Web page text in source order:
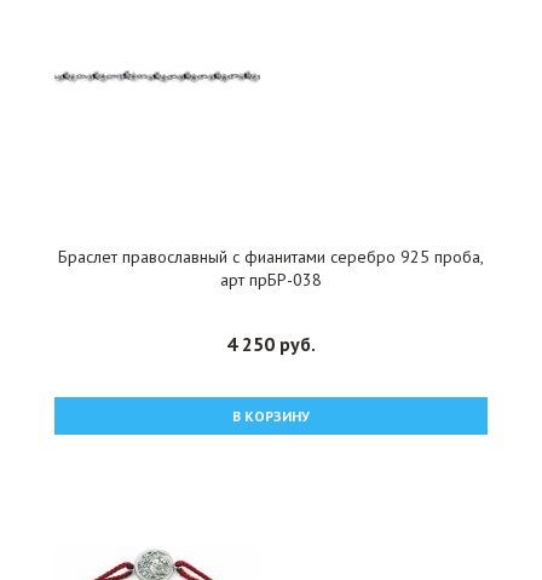
Браслет православный с фианитами серебро 925 проба,
арт прБР-038
4 250 руб.
В КОРЗИНУ